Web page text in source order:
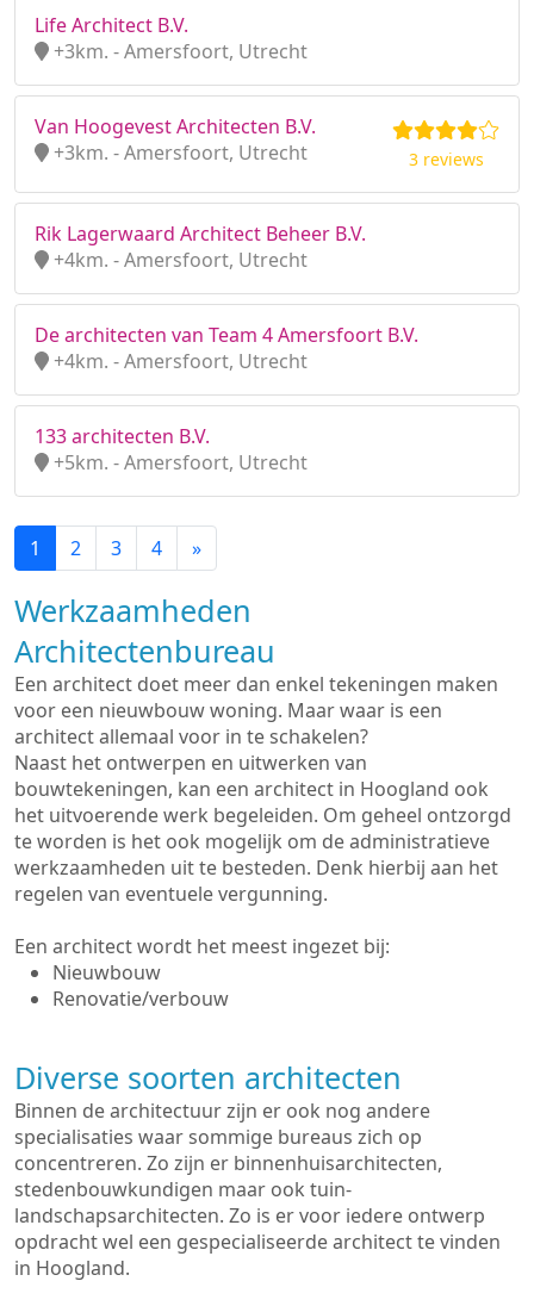
Life Architect B.V.
+3km. - Amersfoort, Utrecht
Van Hoogevest Architecten B.V.
+3km. - Amersfoort, Utrecht
3 reviews
Rik Lagerwaard Architect Beheer B.V.
+4km. - Amersfoort, Utrecht
De architecten van Team 4 Amersfoort B.V.
+4km. - Amersfoort, Utrecht
133 architecten B.V.
+5km. - Amersfoort, Utrecht
1 2 3 4 »
Werkzaamheden
Architectenbureau
Een architect doet meer dan enkel tekeningen maken
voor een nieuwbouw woning. Maar waar is een
architect allemaal voor in te schakelen?
Naast het ontwerpen en uitwerken van
bouwtekeningen, kan een architect in Hoogland ook
het uitvoerende werk begeleiden. Om geheel ontzorgd
te worden is het ook mogelijk om de administratieve
werkzaamheden uit te besteden. Denk hierbij aan het
regelen van eventuele vergunning.
Een architect wordt het meest ingezet bij:
Nieuwbouw
Renovatie/verbouw
Diverse soorten architecten
Binnen de architectuur zijn er ook nog andere
specialisaties waar sommige bureaus zich op
concentreren. Zo zijn er binnenhuisarchitecten,
stedenbouwkundigen maar ook tuin-
landschapsarchitecten. Zo is er voor iedere ontwerp
opdracht wel een gespecialiseerde architect te vinden
in Hoogland.